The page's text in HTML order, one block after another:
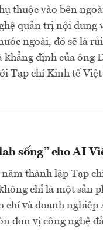
thuộc vào bên
quản trị nội dung
ngoài, đó sẽ là
khẳng định của
Tạp chí Kinh tế
sống” cho AI
thành lập Tạp
chỉ là một sản
chí và doanh
đơn vị công nghệ